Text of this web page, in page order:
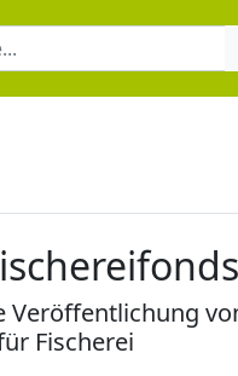
Veröffentlichung
Fischerei